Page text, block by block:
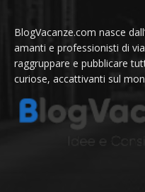
BlogVacanze.com nasce
amanti e professionisti di
raggruppare e pubblicare
curiose, accattivanti sul